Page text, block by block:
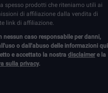
spesso prodotti che riteniamo utili ai
di affiliazione dalla vendita di
link di affiliazione.
nessun caso responsabile per danni,
o dall'abuso delle informazioni qui
e accettato la nostra disclaimere la
sulla privacy.